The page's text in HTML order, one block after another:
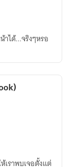
าได้...จริงๆหรอ
เราพบเจอตั้งแต่